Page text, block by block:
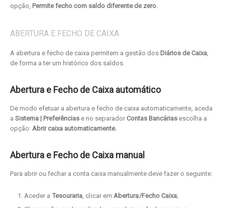
opção, Permite fecho com saldo diferente de zero.
ABERTURA E FECHO DE CAIXA
A abertura e fecho de caixa permitem a gestão dos Diários de Caixa,
de forma a ter um histórico dos saldos.
Abertura e Fecho de Caixa automático
De modo efetuar a abertura e fecho de caixa automaticamente, aceda
a Sistema | Preferências e no separador Contas Bancárias escolha a
opção: Abrir caixa automaticamente.
Abertura e Fecho de Caixa manual
Para abrir ou fechar a conta caixa manualmente deve fazer o seguinte:
Aceder a Tesouraria, clicar emAbertura/Fecho Caixa;